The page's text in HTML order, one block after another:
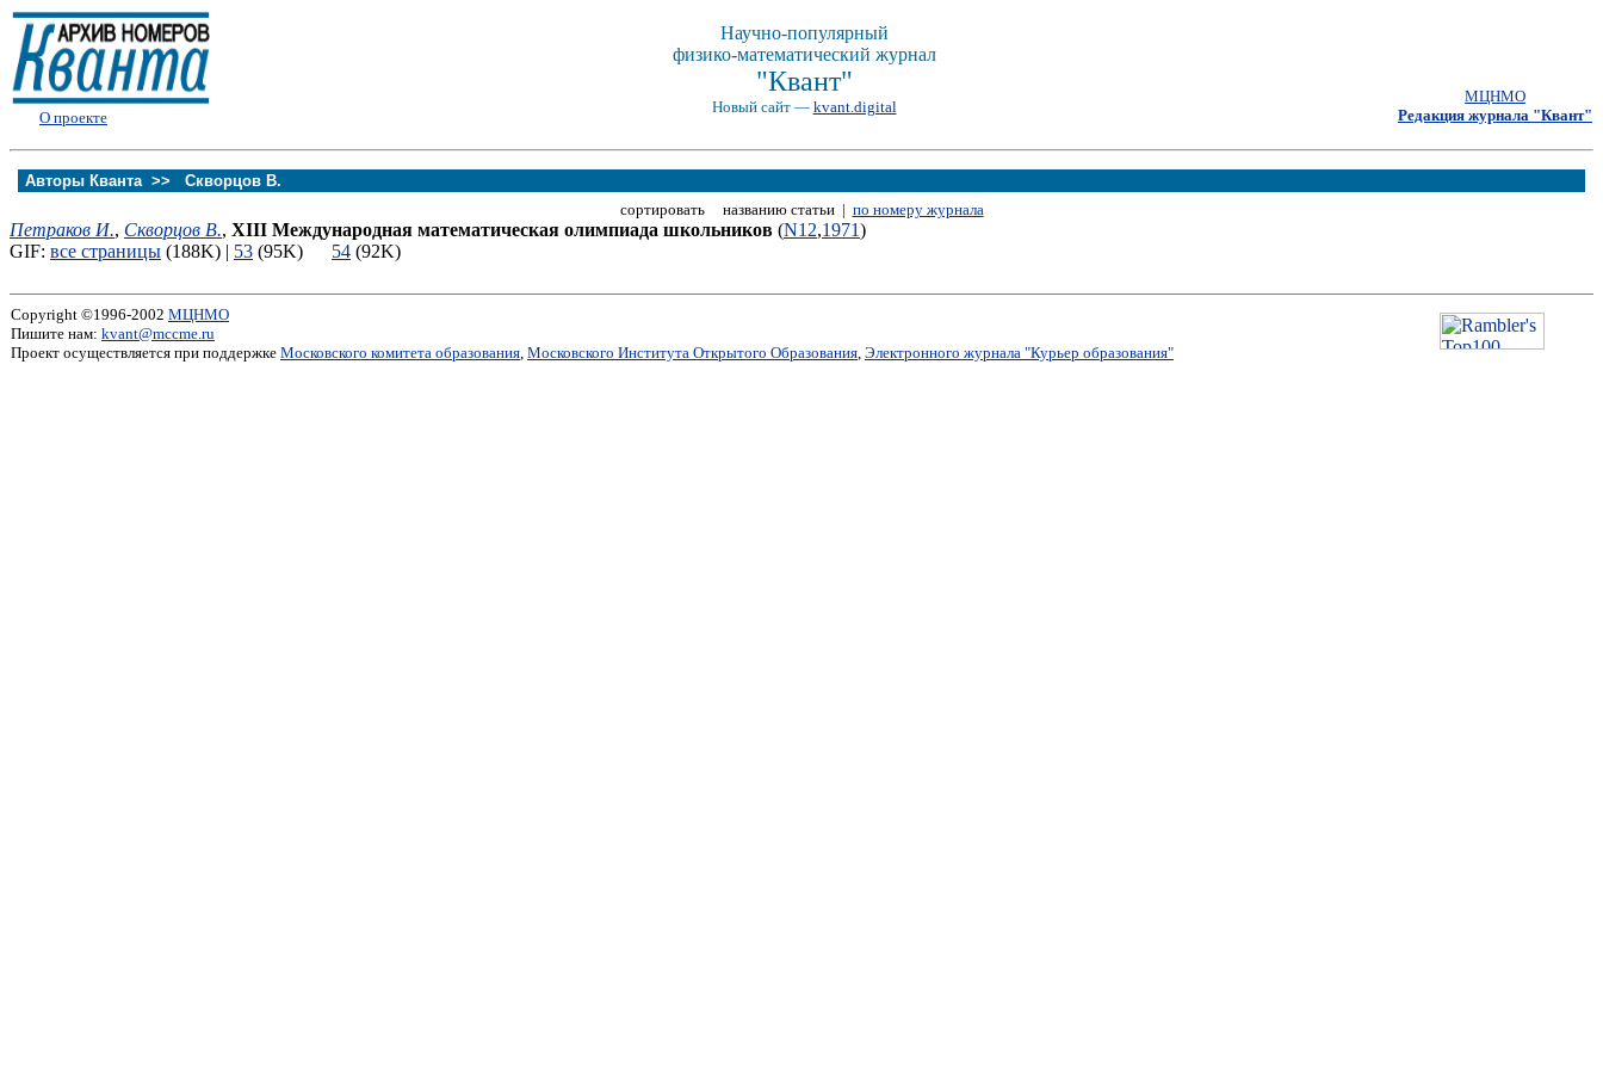
О проекте
Научно-популярный
физико-математический журнал
"Квант"
Новый сайт — kvant.digital
МЦНМО
Редакция журнала "Квант"
Авторы Кванта >>
Скворцов В.
сортировать названию статьи | по номеру журнала
Петраков И., Скворцов В., XIII Международная математическая олимпиада школьников (N12,1971)
GIF: все страницы (188K) | 53 (95K) 54 (92K)
Copyright ©1996-2002 МЦНМО
Пишите нам: kvant@mccme.ru
Проект осуществляется при поддержке Московского комитета образования, Московского Института Открытого Образования, Электронного журнала "Курьер образования"